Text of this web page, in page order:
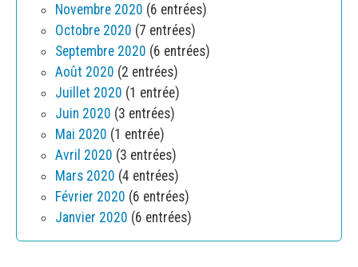
Novembre 2020 (6 entrées)
Octobre 2020 (7 entrées)
Septembre 2020 (6 entrées)
Août 2020 (2 entrées)
Juillet 2020 (1 entrée)
Juin 2020 (3 entrées)
Mai 2020 (1 entrée)
Avril 2020 (3 entrées)
Mars 2020 (4 entrées)
Février 2020 (6 entrées)
Janvier 2020 (6 entrées)